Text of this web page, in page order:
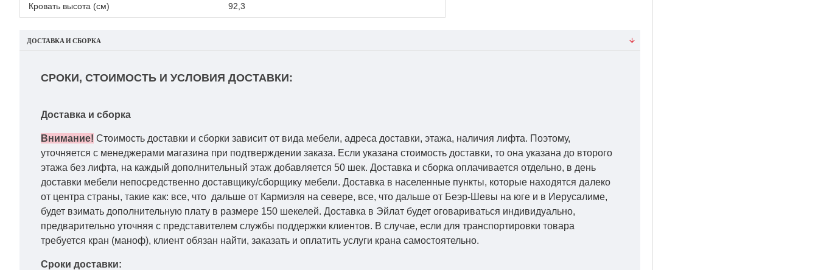
Кровать высота (см) 92,3
ДОСТАВКА И СБОРКА
СРОКИ, СТОИМОСТЬ И УСЛОВИЯ ДОСТАВКИ:
Доставка и сборка
Внимание! Стоимость доставки и сборки зависит от вида мебели, адреса доставки, этажа, наличия лифта. Поэтому,
уточняется с менеджерами магазина при подтверждении заказа. Если указана стоимость доставки, то она указана до второго
этажа без лифта, на каждый дополнительный этаж добавляется 50 шек. Доставка и сборка оплачивается отдельно, в день
доставки мебели непосредственно доставщику/сборщику мебели. Доставка в населенные пункты, которые находятся далеко
от центра страны, такие как: все, что дальше от Кармиэля на севере, все, что дальше от Беэр-Шевы на юге и в Иерусалиме,
будет взимать дополнительную плату в размере 150 шекелей. Доставка в Эйлат будет оговариваться индивидуально,
предварительно уточняя с представителем службы поддержки клиентов. В случае, если для транспортировки товара
требуется кран (маноф), клиент обязан найти, заказать и оплатить услуги крана самостоятельно.
Сроки доставки: